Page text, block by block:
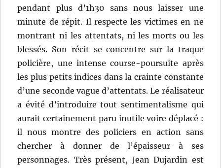
pendant plus d’1h30 sans nous laisser une
minute de répit. Il respecte les victimes en ne
montrant ni les attentats, ni les morts ou les
blessés. Son récit se concentre sur la traque
policière, une intense course-poursuite après
les plus petits indices dans la crainte constante
d’une seconde vague d’attentats. Le réalisateur
a évité d’introduire tout sentimentalisme qui
aurait certainement paru inutile voire déplacé :
il nous montre des policiers en action sans
chercher à donner de l’épaisseur à ses
personnages. Très présent, Jean Dujardin est